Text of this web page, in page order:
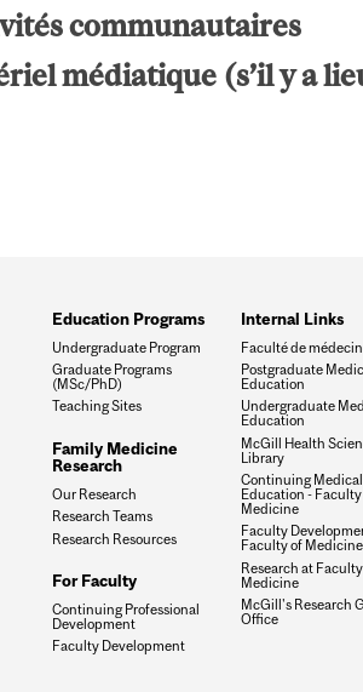
communautaires
médiatique (s’il y a
Education Programs
Undergraduate Program
Graduate Programs
(MSc/PhD)
Teaching Sites
Family Medicine
Research
Our Research
Research Teams
Research Resources
For Faculty
Continuing Professional
Development
Faculty Development
Internal Links
Faculté de
Postgraduate
Education
Undergraduate
Education
McGill Health
Library
Continuing Medical
Education - Faculty
Medicine
Faculty
Faculty of Medicine
Research at
Medicine
McGill's Research
Office